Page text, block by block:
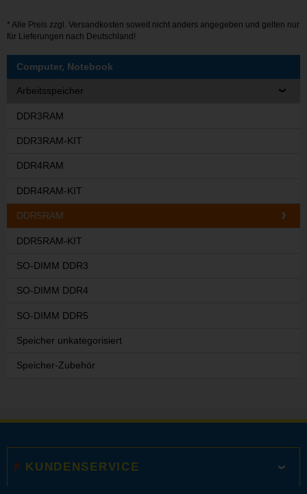
* Alle Preis zzgl. Versandkosten soweit nicht anders angegeben und gelten nur
für Lieferungen nach Deutschland!
Computer, Notebook
Arbeitsspeicher
DDR3RAM
DDR3RAM-KIT
DDR4RAM
DDR4RAM-KIT
DDR5RAM
DDR5RAM-KIT
SO-DIMM DDR3
SO-DIMM DDR4
SO-DIMM DDR5
Speicher unkategorisiert
Speicher-Zubehör
KUNDENSERVICE